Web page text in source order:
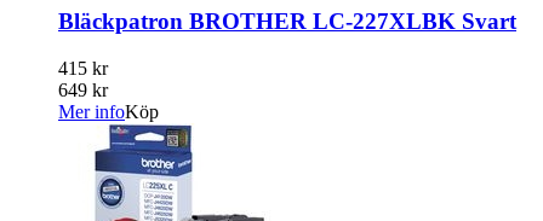
Bläckpatron BROTHER LC-227XLBK Svart
415 kr
649 kr
Mer infoKöp